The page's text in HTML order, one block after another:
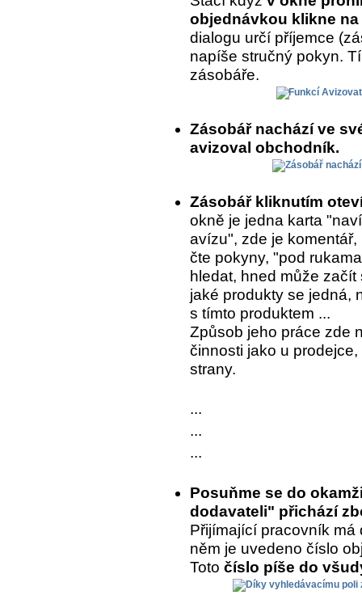
objednávkou klikne
dialogu určí příjemce
napíše stručný pokyn.
zásobáře.
Zásobář nachází ve
avizoval obchodník.
Zásobář kliknutím
okně je jedna karta
avízu", zde je
čte pokyny, "pod
hledat, hned může
jaké produkty se jedná,
s tímto produktem ...
Způsob jeho práce zde
činnosti jako u
strany.
...
...
...
Posuňme se do
dodavateli" přichází
Přijímající pracovník
něm je uvedeno číslo
Toto číslo píše do